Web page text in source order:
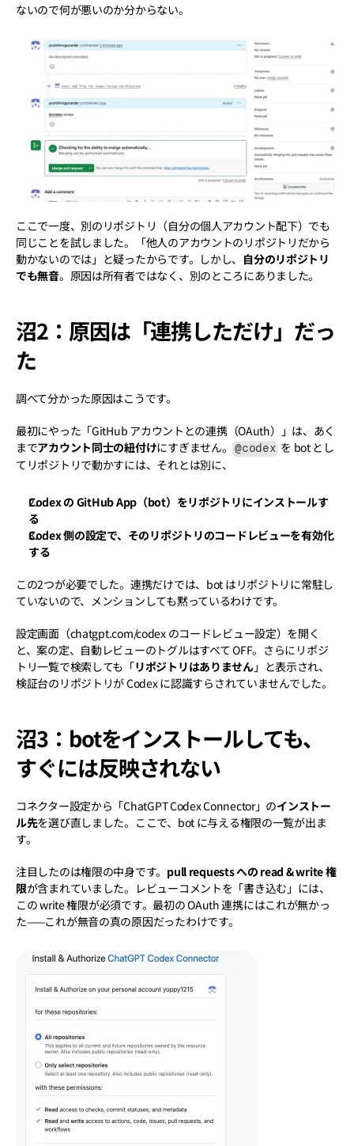
ないので何が悪いのか分からない。
ここで一度、別のリポジトリ（自分の個人アカウント配下）でも
同じことを試しました。「他人のアカウントのリポジトリだから
動かないのでは」と疑ったからです。しかし、 自分のリポジトリ
でも無音。原因は所有者ではなく、別のところにありました。
沼2：原因は「連携しただけ」だっ
た
調べて分かった原因はこうです。
最初にやった「GitHub アカウントとの連携（OAuth）」は、あく
までアカウント同士の紐付けにすぎません。@codex を bot とし
てリポジトリで動かすには、それとは別に、
Codex の GitHub App（bot）をリポジトリにインストールす
る
Codex 側の設定で、そのリポジトリのコードレビューを有効化
する
この2つが必要でした。連携だけでは、bot はリポジトリに常駐し
ていないので、メンションしても黙っているわけです。
設定画面（chatgpt.com/codex のコードレビュー設定）を開く
と、案の定、自動レビューのトグルはすべて OFF。さらにリポジ
トリ一覧で検索しても「リポジトリはありません」と表示され、
検証台のリポジトリが Codex に認識すらされていませんでした。
沼3：botをインストールしても、
すぐには反映されない
コネクター設定から「ChatGPT Codex Connector」のインストー
ル先を選び直しました。ここで、bot に与える権限の一覧が出ま
す。
注目したのは権限の中身です。 pull requests への read & write 権
限が含まれていました。レビューコメントを「書き込む」には、
この write 権限が必須です。最初の OAuth 連携にはこれが無かっ
た——これが無音の真の原因だったわけです。